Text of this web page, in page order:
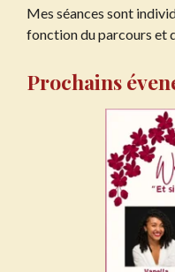
Mes séances sont
fonction du parcours et
Prochains